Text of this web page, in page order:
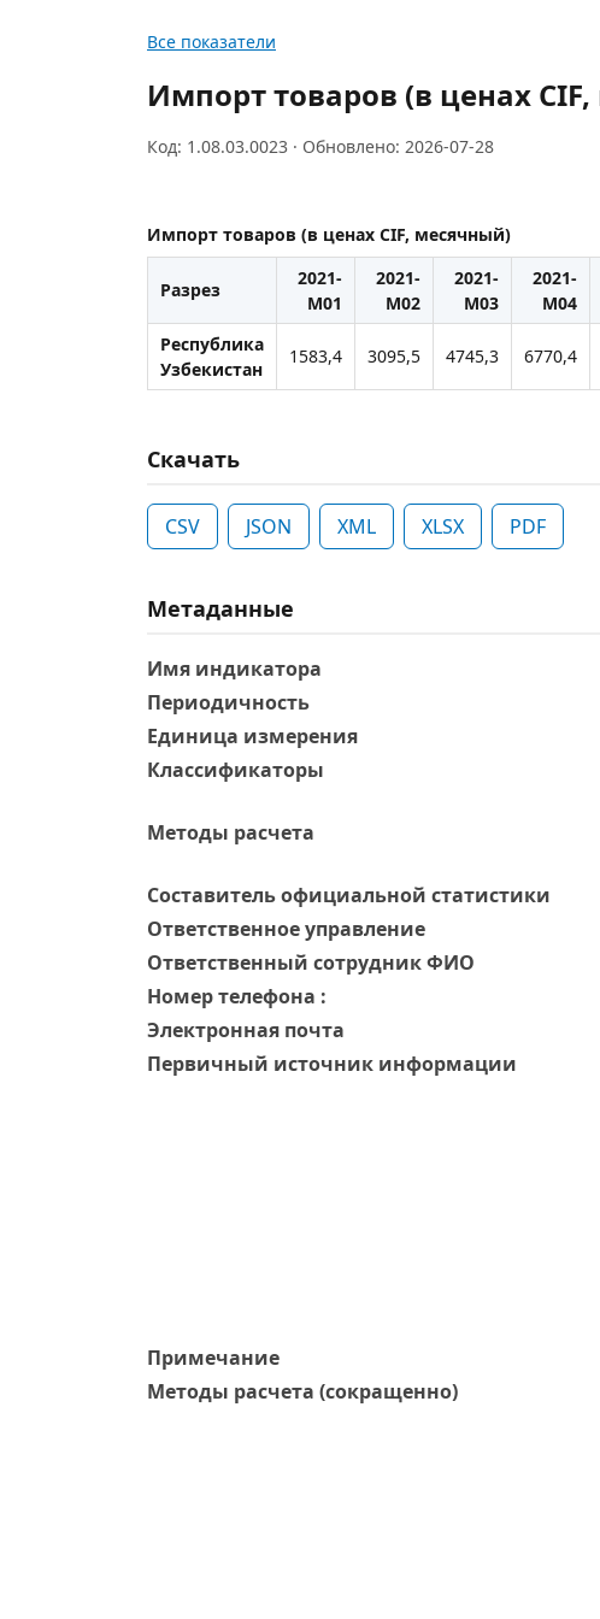
Все показатели
Импорт товаров (в ценах
Код: 1.08.03.0023 · Обновлено: 2026-07-28
Импорт товаров (в ценах CIF, месячный)
Разрез
2021-
M01
2021-
M02
2021-
M03
2021-
M04
Республика
Узбекистан
1583,4 3095,5 4745,3 6770,4
Скачать
CSV JSON XML XLSX PDF
Метаданные
Имя индикатора
Периодичность
Единица измерения
Классификаторы
Методы расчета
Составитель официальной статистики
Ответственное управление
Oтветственный сотрудник ФИО
Номер телефона :
Электронная почта
Первичный источник информации
Примечание
Методы расчета (сокращенно)